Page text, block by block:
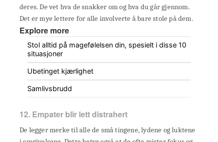
deres. De vet hva de snakker om og hva du går gjennom.
Det er mye lettere for alle involverte å bare stole på dem.
Explore more
Stol alltid på magefølelsen din, spesielt i disse 10
situasjoner
Ubetinget kjærlighet
Samlivsbrudd
12. Empater blir lett distrahert
De legger merke til alle de små tingene, lydene og luktene